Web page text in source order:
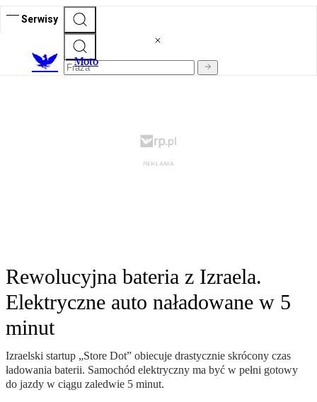
Serwisy
Moto
Rewolucyjna bateria z Izraela.
Elektryczne auto naładowane w 5
minut
Izraelski startup „Store Dot” obiecuje drastycznie skrócony czas
ładowania baterii. Samochód elektryczny ma być w pełni gotowy
do jazdy w ciągu zaledwie 5 minut.